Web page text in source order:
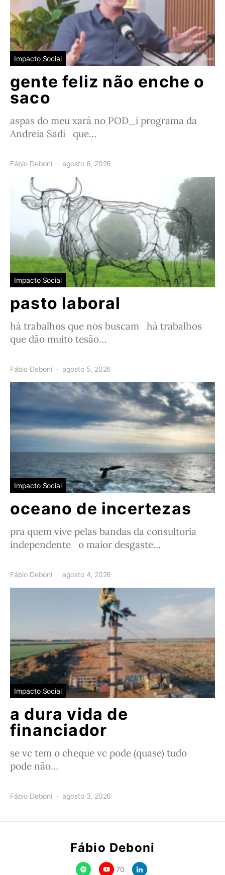
Impacto Social
gente feliz não enche o
saco
aspas do meu xará no POD_i programa da
Andreia Sadi que…
Fábio Deboni agosto 6, 2026
Impacto Social
pasto laboral
há trabalhos que nos buscam há trabalhos
que dão muito tesão…
Fábio Deboni agosto 5, 2026
Impacto Social
oceano de incertezas
pra quem vive pelas bandas da consultoria
independente o maior desgaste…
Fábio Deboni agosto 4, 2026
Impacto Social
a dura vida de
financiador
se vc tem o cheque vc pode (quase) tudo
pode não…
Fábio Deboni agosto 3, 2026
Fábio Deboni
70